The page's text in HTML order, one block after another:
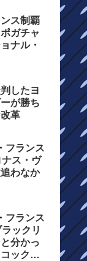
ス制覇
ガチャ
ナル・
したヨ
が勝ち
革
フランス
ス・ヴ
わなか
フランス
ックリ
分かっ
ックは